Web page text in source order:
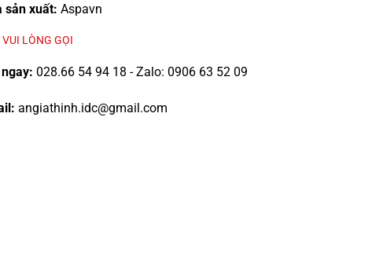
sản xuất: Aspavn
VUI LÒNG GỌI
028.66 54 94 18 - Zalo: 0906 63 52 09
angiathinh.idc@gmail.com